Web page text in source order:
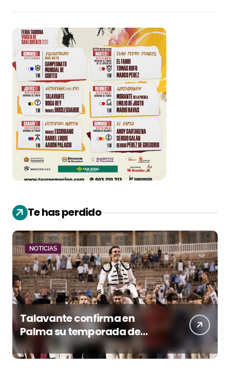
Te has perdido
NOTICIAS
Talavante confirma en
Palma su temporada de
figura y el palco niega el
premio a Roca Rey